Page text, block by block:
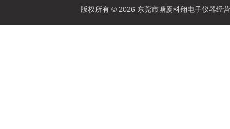
版权所有 © 2026 东莞市塘厦科翔电子仪器